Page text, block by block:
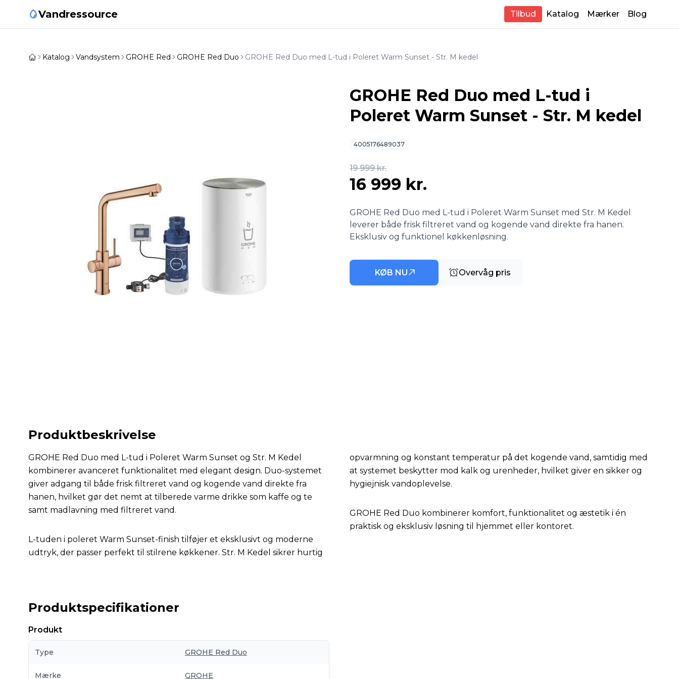
Vandressource Tilbud Katalog Mærker Blog
Katalog Vandsystem GROHE Red GROHE Red Duo GROHE Red Duo med L-tud i Poleret Warm Sunset - Str. M kedel
GROHE Red Duo med L-tud i
Poleret Warm Sunset - Str. M kedel
4005176489037
19 999 kr.
16 999 kr.
GROHE Red Duo med L-tud i Poleret Warm Sunset med Str. M Kedel
leverer både frisk filtreret vand og kogende vand direkte fra hanen.
Eksklusiv og funktionel køkkenløsning.
KØB NU Overvåg pris
Produktbeskrivelse
GROHE Red Duo med L-tud i Poleret Warm Sunset og Str. M Kedel
kombinerer avanceret funktionalitet med elegant design. Duo-systemet
giver adgang til både frisk filtreret vand og kogende vand direkte fra
hanen, hvilket gør det nemt at tilberede varme drikke som kaffe og te
samt madlavning med filtreret vand.
L-tuden i poleret Warm Sunset-finish tilføjer et eksklusivt og moderne
udtryk, der passer perfekt til stilrene køkkener. Str. M Kedel sikrer hurtig
opvarmning og konstant temperatur på det kogende vand, samtidig med
at systemet beskytter mod kalk og urenheder, hvilket giver en sikker og
hygiejnisk vandoplevelse.
GROHE Red Duo kombinerer komfort, funktionalitet og æstetik i én
praktisk og eksklusiv løsning til hjemmet eller kontoret.
Produktspecifikationer
Produkt
Type GROHE Red Duo
Mærke GROHE